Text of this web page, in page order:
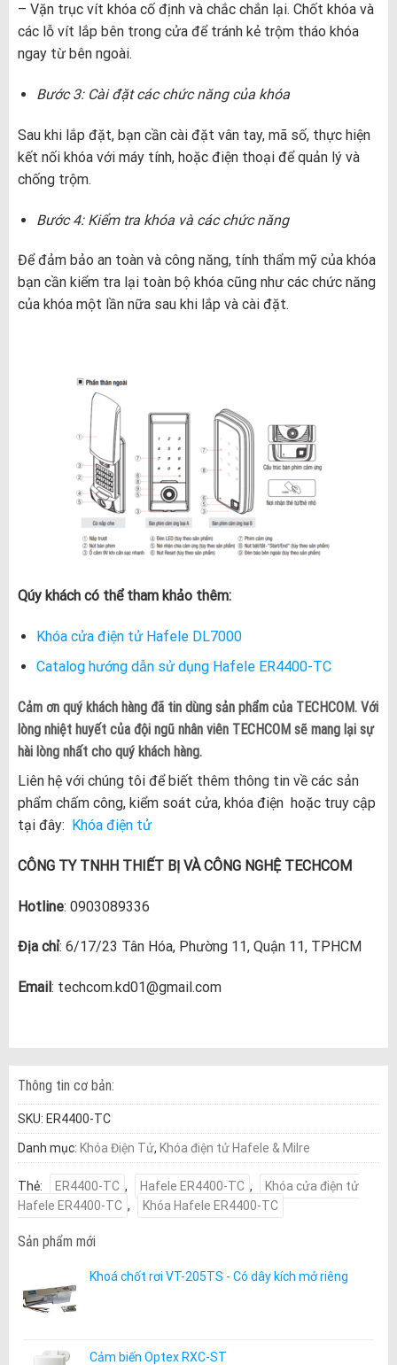
– Vặn trục vít khóa cố định và chắc chắn lại. Chốt khóa và
các lỗ vít lắp bên trong cửa để tránh kẻ trộm tháo khóa
ngay từ bên ngoài.
Bước 3: Cài đặt các chức năng của khóa
Sau khi lắp đặt, bạn cần cài đặt vân tay, mã số, thực hiện
kết nối khóa với máy tính, hoặc điện thoại để quản lý và
chống trộm.
Bước 4: Kiểm tra khóa và các chức năng
Để đảm bảo an toàn và công năng, tính thẩm mỹ của khóa
bạn cần kiểm tra lại toàn bộ khóa cũng như các chức năng
của khóa một lần nữa sau khi lắp và cài đặt.
Qúy khách có thể tham khảo thêm:
Khóa cửa điện tử Hafele DL7000
Catalog hướng dẫn sử dụng Hafele ER4400-TC
Cảm ơn quý khách hàng đã tin dùng sản phẩm của TECHCOM. Với
lòng nhiệt huyết của đội ngũ nhân viên TECHCOM sẽ mang lại sự
hài lòng nhất cho quý khách hàng.
Liên hệ với chúng tôi để biết thêm thông tin về các sản
phẩm chấm công, kiểm soát cửa, khóa điện hoặc truy cập
tại đây: Khóa điện tử
CÔNG TY TNHH THIẾT BỊ VÀ CÔNG NGHỆ TECHCOM
Hotline: 0903089336
Địa chỉ: 6/17/23 Tân Hóa, Phường 11, Quận 11, TPHCM
Email : techcom.kd01@gmail.com
Thông tin cơ bản:
SKU: ER4400-TC
Danh mục: Khóa Điện Tử, Khóa điện tử Hafele & Milre
Thẻ: ER4400-TC , Hafele ER4400-TC ,
Khóa cửa điện tử
Hafele ER4400-TC , Khóa Hafele ER4400-TC
Sản phẩm mới
Khoá chốt rơi VT-205TS - Có dây kích mở riêng
Cảm biến Optex RXC-ST